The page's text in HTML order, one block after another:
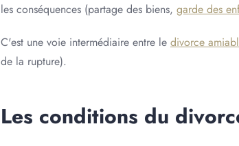
les conséquences (partage des biens, garde des
C'est une voie intermédiaire entre le divorce
de la rupture).
Les conditions du